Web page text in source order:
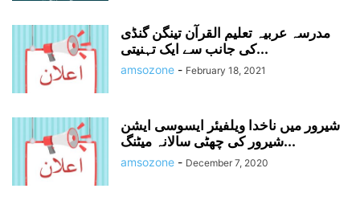
مدرسہ عربیہ تعلیم القرآن تینگن گنڈی
کی جانب سے ایک تہنیتی...
amsozone - February 18, 2021
شیرور میں ناخدا ویلفیئر ایسوسی ایشن
شیرور کی چھٹی سالانہ میٹنگ...
amsozone - December 7, 2020